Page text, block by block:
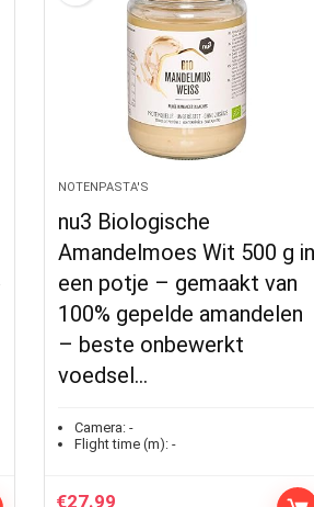
NOTENPASTA'S
nu3 Biologische
Amandelmoes Wit 500 g
een potje – gemaakt van
100% gepelde amandelen
– beste onbewerkt
voedsel…
Camera: -
Flight time (m): -
€27.99